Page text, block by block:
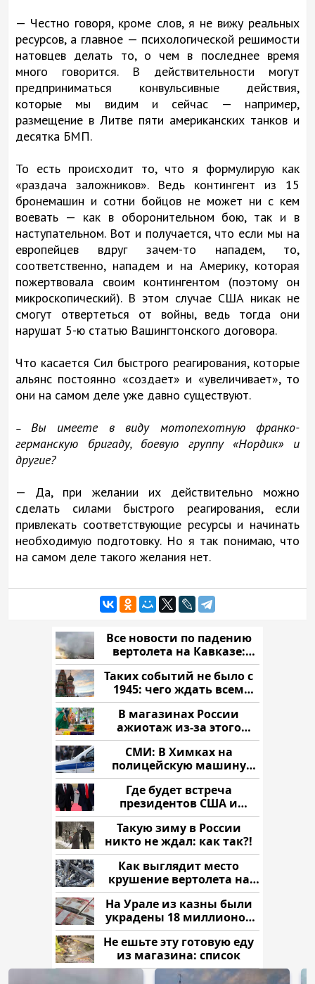
— Честно говоря, кроме слов, я не вижу реальных
ресурсов, а главное — психологической решимости
натовцев делать то, о чем в последнее время
много говорится. В действительности могут
предприниматься конвульсивные действия,
которые мы видим и сейчас — например,
размещение в Литве пяти американских танков и
десятка БМП.
То есть происходит то, что я формулирую как
«раздача заложников». Ведь контингент из 15
бронемашин и сотни бойцов не может ни с кем
воевать — как в оборонительном бою, так и в
наступательном. Вот и получается, что если мы на
европейцев вдруг зачем-то нападем, то,
соответственно, нападем и на Америку, которая
пожертвовала своим контингентом (поэтому он
микроскопический). В этом случае США никак не
смогут отвертеться от войны, ведь тогда они
нарушат 5-ю статью Вашингтонского договора.
Что касается Сил быстрого реагирования, которые
альянс постоянно «создает» и «увеличивает», то
они на самом деле уже давно существуют.
— Вы имеете в виду мотопехотную франко-
германскую бригаду, боевую группу «Нордик» и
другие?
— Да, при желании их действительно можно
сделать силами быстрого реагирования, если
привлекать соответствующие ресурсы и начинать
необходимую подготовку. Но я так понимаю, что
на самом деле такого желания нет.
Все новости по падению
вертолета на Кавказе:
читать здесь
Таких событий не было с
1945: чего ждать всем
нам?
В магазинах России
ажиотаж из-за этого
продукта: что купить?
СМИ: В Химках на
полицейскую машину
напали и подожгли.
Где будет встреча
президентов США и
России: Европа?
Такую зиму в России
никто не ждал: как так?!
Как выглядит место
крушение вертолета на
Кавказе: смотреть
На Урале из казны были
украдены 18 миллионов
рублей
Не ешьте эту готовую еду
из магазина: список